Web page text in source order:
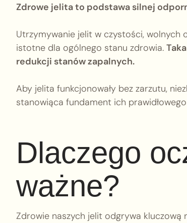
Zdrowe jelita to podstawa silnej
Utrzymywanie jelit w czystości, wolnych
istotne dla ogólnego stanu zdrowia.
redukcji stanów zapalnych.
Aby jelita funkcjonowały bez zarzutu,
stanowiąca fundament ich prawidłowego
Dlaczego
ważne?
Zdrowie naszych jelit odgrywa